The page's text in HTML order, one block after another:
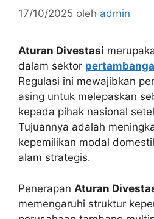
17/10/2025 oleh admin
Aturan Divestasi
dalam sektor
Regulasi ini mewajibkan
asing untuk melepaskan
kepada pihak nasional
Tujuannya adalah
kepemilikan modal
alam strategis.
Penerapan Aturan
memengaruhi struktur